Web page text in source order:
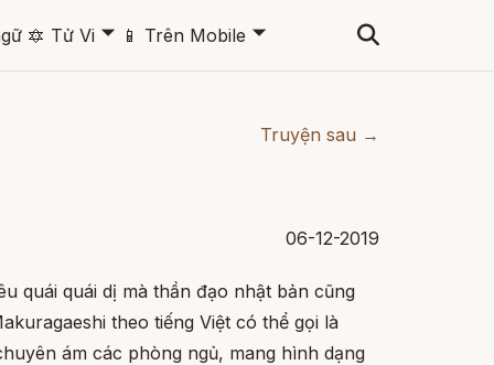
🔯 Tử Vi 🞃 📱 Trên Mobile 🞃
Truyện sau →
06-12-2019
quái quái dị mà thần đạo nhật bản cũng
theo tiếng Việt có thể gọi là
ám các phòng ngủ, mang hình dạng